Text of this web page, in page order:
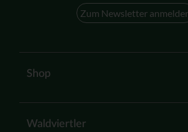
Zum Newsletter
Shop
Waldviertler